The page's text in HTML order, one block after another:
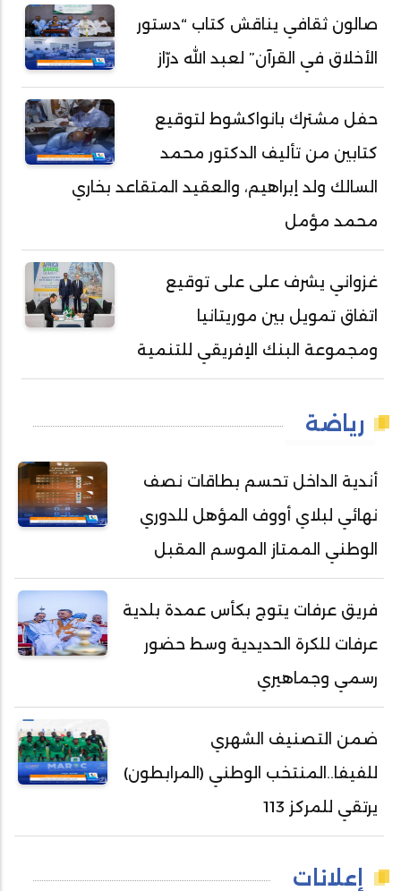
صالون ثقافي يناقش كتاب “دستور
الأخلاق في القرآن” لعبد الله درّاز
حفل مشترك بانواكشوط لتوقيع
كتابين من تأليف الدكتور محمد
السالك ولد إبراهيم، والعقيد المتقاعد بخاري
محمد مؤمل
غزواني يشرف على على توقيع
اتفاق تمويل بين موريتانيا
ومجموعة البنك الإفريقي للتنمية
رياضة
أندية الداخل تحسم بطاقات نصف
نهائي لبلاي أووف المؤهل للدوري
الوطني الممتاز الموسم المقبل
فريق عرفات يتوج بكأس عمدة بلدية
عرفات للكرة الحديدية وسط حضور
رسمي وجماهيري
ضمن التصنيف الشهري
للفيفا..المنتخب الوطني (المرابطون)
يرتقي للمركز 113
إعلانات